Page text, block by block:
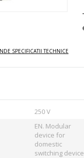
SPECIFICATII TECHNICE
250 V
EN. Modular
device for
domestic
switching device